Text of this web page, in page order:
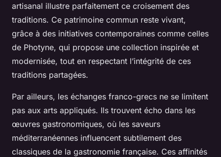
artisanal illustre parfaitement ce croisement des
traditions. Ce patrimoine commun reste vivant,
grâce à des initiatives contemporaines comme celles
de Photyne, qui propose une collection inspirée et
modernisée, tout en respectant l’intégrité de ces
traditions partagées.
Par ailleurs, les échanges franco-grecs ne se limitent
pas aux arts appliqués. Ils trouvent écho dans les
œuvres gastronomiques, où les saveurs
méditerranéennes influencent subtilement des
classiques de la gastronomie française. Ces affinités